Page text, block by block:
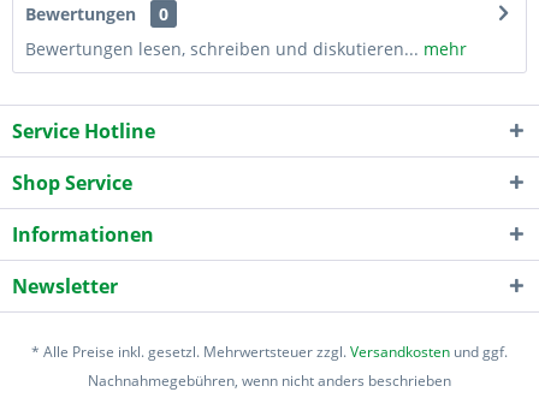
Bewertungen
0
Bewertungen lesen, schreiben und diskutieren... mehr
Service Hotline
Shop Service
Informationen
Newsletter
* Alle Preise inkl. gesetzl. Mehrwertsteuer zzgl.Versandkosten und ggf.
Nachnahmegebühren, wenn nicht anders beschrieben